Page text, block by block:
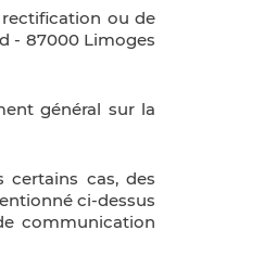
ou de
- 87000 Limoges
général sur la
cas, des
ci-dessus
communication